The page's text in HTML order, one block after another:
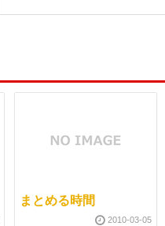
まとめる時間
2010-03-05